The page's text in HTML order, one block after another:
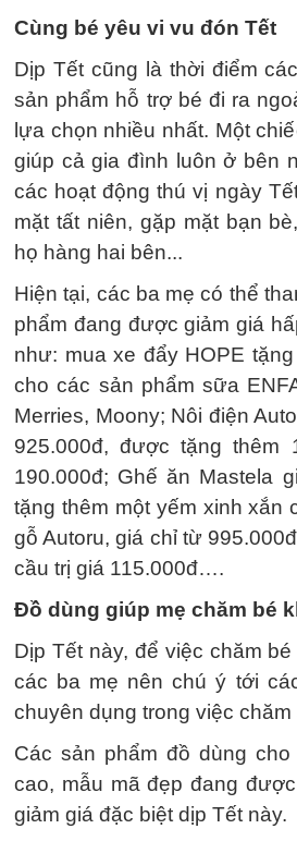
Cùng bé yêu vi vu đón Tết
Dịp Tết cũng là thời điểm
sản phẩm hỗ trợ bé đi ra
lựa chọn nhiều nhất. Một
giúp cả gia đình luôn ở bên
các hoạt động thú vị ngày
mặt tất niên, gặp mặt bạn
họ hàng hai bên...
Hiện tại, các ba mẹ có thể
phẩm đang được giảm giá
như: mua xe đẩy HOPE
cho các sản phẩm sữa
Merries, Moony; Nôi điện
925.000đ, được tặng thêm
190.000đ; Ghế ăn Mastela
tặng thêm một yếm xinh xắn
gỗ Autoru, giá chỉ từ
cầu trị giá 115.000đ….
Đồ dùng giúp mẹ chăm bé
Dịp Tết này, để việc chăm
các ba mẹ nên chú ý tới
chuyên dụng trong việc chăm
Các sản phẩm đồ dùng
cao, mẫu mã đẹp đang
giảm giá đặc biệt dịp Tết này.